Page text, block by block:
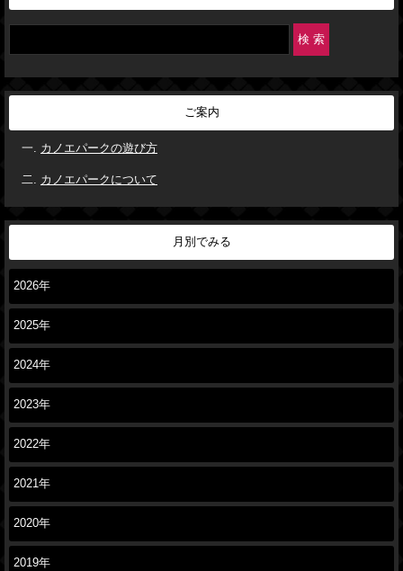
ご案内
カノエパークの遊び方
カノエパークについて
月別でみる
2026年
2025年
2024年
2023年
2022年
2021年
2020年
2019年